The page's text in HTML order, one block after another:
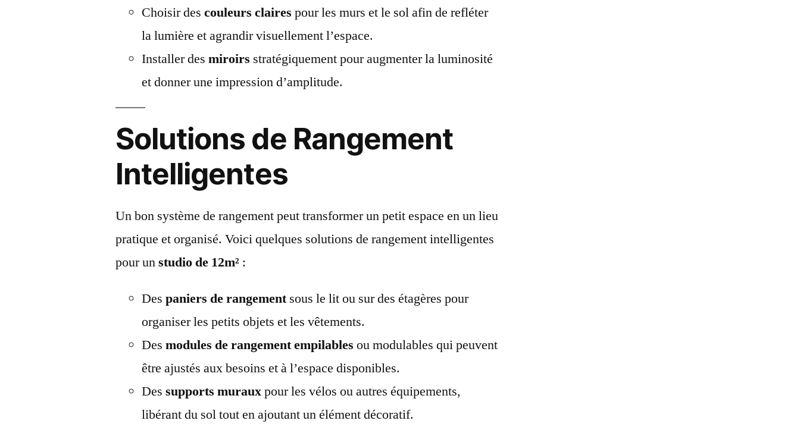
Choisir descouleurs claires pour les murs et le sol afin de refléter
la lumière et agrandir visuellement l’espace.
Installer desmiroirs stratégiquement pour augmenter la luminosité
et donner une impression d’amplitude.
Solutions de Rangement
Intelligentes
Un bon système de rangement peut transformer un petit espace en un lieu
pratique et organisé. Voici quelques solutions de rangement intelligentes
pour unstudio de 12m² :
Despaniers de rangementsous le lit ou sur des étagères pour
organiser les petits objets et les vêtements.
Desmodules de rangement empilables ou modulables qui peuvent
être ajustés aux besoins et à l’espace disponibles.
Dessupports murauxpour les vélos ou autres équipements,
libérant du sol tout en ajoutant un élément décoratif.